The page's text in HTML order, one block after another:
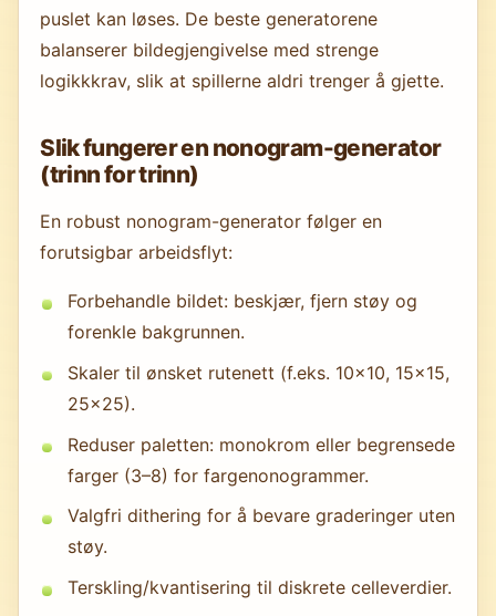
puslet kan løses. De beste generatorene
balanserer bildegjengivelse med strenge
logikkkrav, slik at spillerne aldri trenger å gjette.
Slik fungerer en nonogram-generator
(trinn for trinn)
En robust nonogram-generator følger en
forutsigbar arbeidsflyt:
Forbehandle bildet: beskjær, fjern støy og
forenkle bakgrunnen.
Skaler til ønsket rutenett (f.eks. 10×10, 15×15,
25×25).
Reduser paletten: monokrom eller begrensede
farger (3–8) for fargenonogrammer.
Valgfri dithering for å bevare graderinger uten
støy.
Terskling/kvantisering til diskrete celleverdier.